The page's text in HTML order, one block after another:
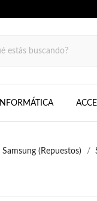
INFORMÁTICA
Samsung (Repuestos)